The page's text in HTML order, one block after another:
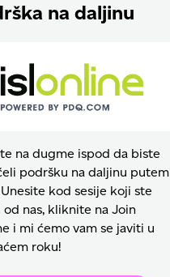
na daljinu
na dugme ispod da biste
podršku na daljinu putem
Unesite kod sesije koji ste
nas, kliknite na Join
i mi ćemo vam se javiti u
roku!